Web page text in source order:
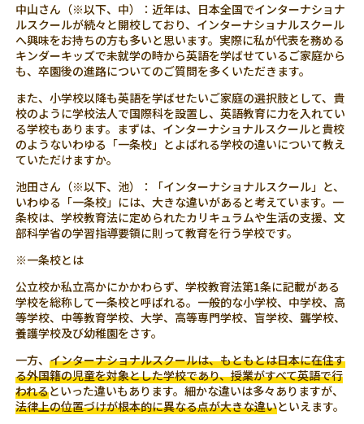
中山さん（※以下、中）：近年は、日本全国でインターナショナ
ルスクールが続々と開校しており、インターナショナルスクール
へ興味をお持ちの方も多いと思います。実際に私が代表を務める
キンダーキッズで未就学の時から英語を学ばせているご家庭から
も、卒園後の進路についてのご質問を多くいただきます。
また、小学校以降も英語を学ばせたいご家庭の選択肢として、貴
校のように学校法人で国際科を設置し、英語教育に力を入れてい
る学校もあります。まずは、インターナショナルスクールと貴校
のようないわゆる「一条校」とよばれる学校の違いについて教え
ていただけますか。
池田さん（※以下、池）：「インターナショナルスクール」と、
いわゆる「一条校」には、大きな違いがあると考えています。一
条校は、学校教育法に定められたカリキュラムや生活の支援、文
部科学省の学習指導要領に則って教育を行う学校です。
※一条校とは
公立校か私立高かにかかわらず、学校教育法第1条に記載がある
学校を総称して一条校と呼ばれる。一般的な小学校、中学校、高
等学校、中等教育学校、大学、高等専門学校、盲学校、聾学校、
養護学校及び幼稚園をさす。
一方、インターナショナルスクールは、もともとは日本に在住す
る外国籍の児童を対象とした学校であり、授業がすべて英語で行
われるといった違いもあります。細かな違いは多々ありますが、
法律上の位置づけが根本的に異なる点が大きな違いといえます。